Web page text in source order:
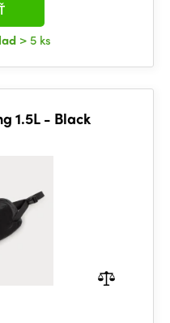
> 5 ks
1.5L - Black